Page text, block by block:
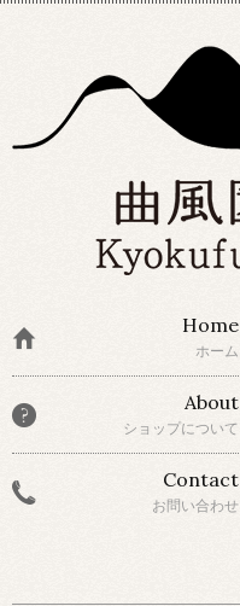
Home
ホーム
About
ショップについて
Contact
お問い合わせ